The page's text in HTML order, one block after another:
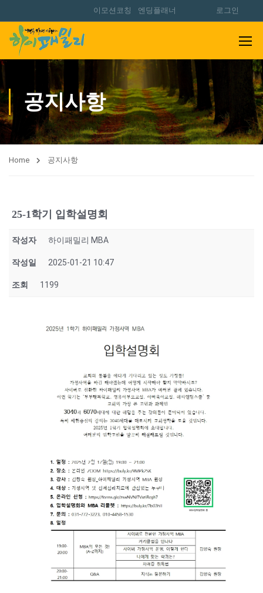
이모션코칭 엔딩플래너 로그인
공지사항
Home 공지사항
25-1학기 입학설명회
작성자 하이패밀리 MBA
작성일 2025-01-21 10:47
조회 1199